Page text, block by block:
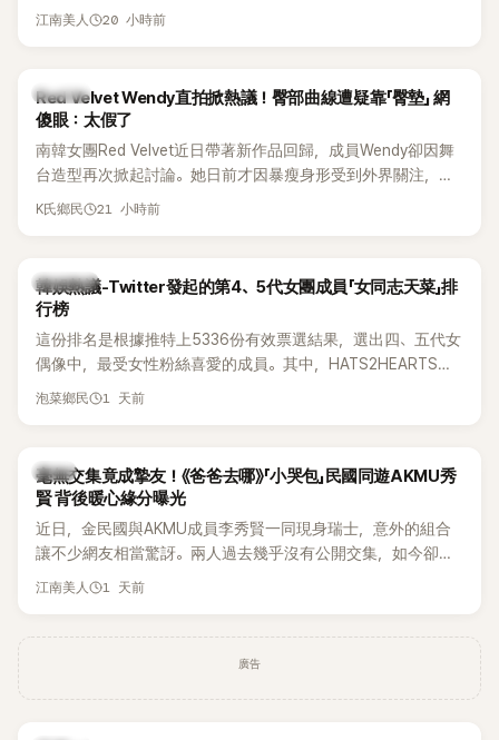
張近況照，讓大批粉絲又驚又喜。其中，一張生日蛋糕照意外
江南美人 20 小時前
K-POP
Red Velvet Wendy直拍掀熱議！臀部曲線遭疑靠「臀墊」 網
傻眼：太假了
南韓女團Red Velvet近日帶著新作品回歸，成員Wendy卻因舞
台造型再次掀起討論。她日前才因暴瘦身形受到外界關注，又
被質疑在舞台上使用臀墊，如今最新打歌舞台曝光後，再度因
K氏鄉民 21 小時前
熱議討論
韓娛熱議-Twitter發起的第4、5代女團成員「女同志天菜」排
行榜
這份排名是根據推特上5336份有效票選結果，選出四、五代女
偶像中，最受女性粉絲喜愛的成員。其中，HATS2HEARTS成
員包攬了前三名，展現了她們在女性社群中的高人氣。
泡菜鄉民 1 天前
韓星
毫無交集竟成摯友！《爸爸去哪》「小哭包」民國同遊AKMU秀
賢 背後暖心緣分曝光
近日，金民國與AKMU成員李秀賢一同現身瑞士，意外的組合
讓不少網友相當驚訝。兩人過去幾乎沒有公開交集，如今卻一
起踏上瑞士之旅，也讓粉絲紛紛好奇：「他們到底是怎麼認識
江南美人 1 天前
廣告